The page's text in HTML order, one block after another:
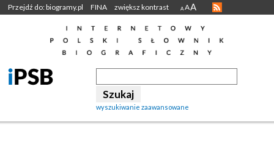
Przejdź do: biogramy.pl FINA zwiększ kontrast A AA
wyszukiwanie zaawansowane